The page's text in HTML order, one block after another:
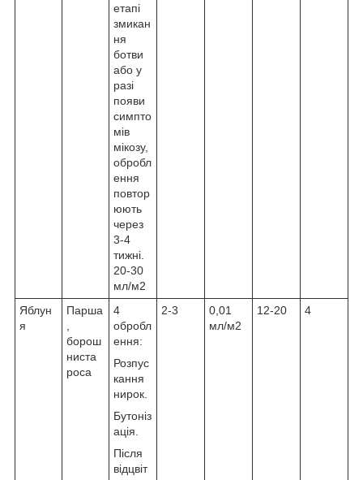
етапі
змикан
ня
ботви
або у
разі
появи
симпто
мів
мікозу,
обробл
ення
повтор
юють
через
3-4
тижні.
20-30
мл/м2
Яблун
я
Парша
борош
ниста
роса
4
обробл
ення:
Розпус
кання
нирок.
Бутоніз
ація.
Після
відцвіт
2-3
0,01
мл/м2
12-20 4